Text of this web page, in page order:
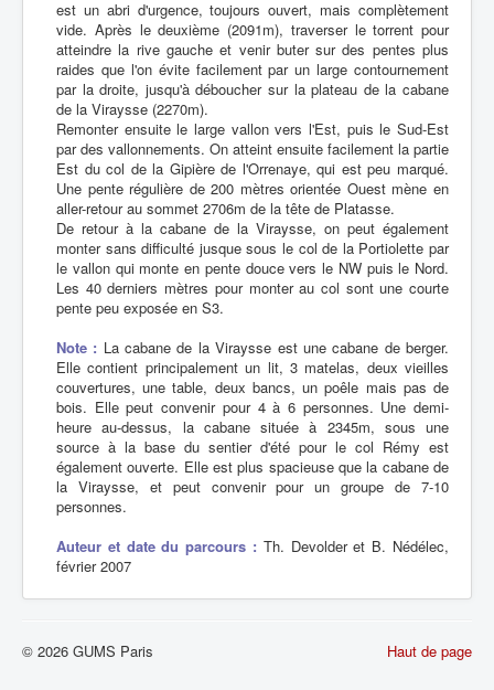
est un abri d'urgence, toujours ouvert, mais complètement
vide. Après le deuxième (2091m), traverser le torrent pour
atteindre la rive gauche et venir buter sur des pentes plus
raides que l'on évite facilement par un large contournement
par la droite, jusqu'à déboucher sur la plateau de la cabane
de la Viraysse (2270m).
Remonter ensuite le large vallon vers l'Est, puis le Sud-Est
par des vallonnements. On atteint ensuite facilement la partie
Est du col de la Gipière de l'Orrenaye, qui est peu marqué.
Une pente régulière de 200 mètres orientée Ouest mène en
aller-retour au sommet 2706m de la tête de Platasse.
De retour à la cabane de la Viraysse, on peut également
monter sans difficulté jusque sous le col de la Portiolette par
le vallon qui monte en pente douce vers le NW puis le Nord.
Les 40 derniers mètres pour monter au col sont une courte
pente peu exposée en S3.
Note : La cabane de la Viraysse est une cabane de berger.
Elle contient principalement un lit, 3 matelas, deux vieilles
couvertures, une table, deux bancs, un poêle mais pas de
bois. Elle peut convenir pour 4 à 6 personnes. Une demi-
heure au-dessus, la cabane située à 2345m, sous une
source à la base du sentier d'été pour le col Rémy est
également ouverte. Elle est plus spacieuse que la cabane de
la Viraysse, et peut convenir pour un groupe de 7-10
personnes.
Auteur et date du parcours : Th. Devolder et B. Nédélec,
février 2007
Haut de page
© 2026 GUMS Paris